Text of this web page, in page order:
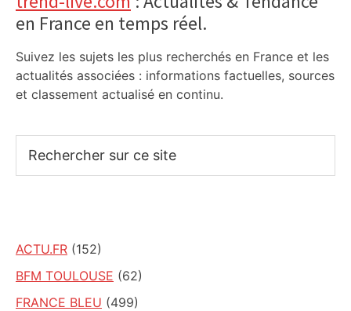
Sidebar
en France en temps réel.
Suivez les sujets les plus recherchés en France et les
actualités associées : informations factuelles, sources
et classement actualisé en continu.
sur
ACTU.FR (152)
BFM TOULOUSE (62)
FRANCE BLEU (499)